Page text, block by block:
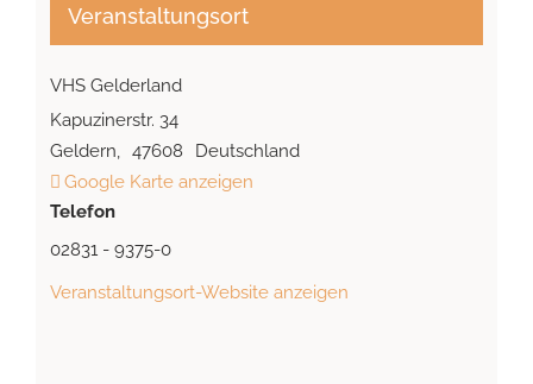
Veranstaltungsort
VHS Gelderland
Kapuzinerstr. 34
Geldern, 47608
Deutschland
Google Karte anzeigen
Telefon
02831 - 9375-0
Veranstaltungsort-Website anzeigen